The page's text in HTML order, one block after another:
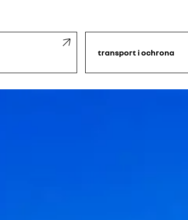
transport i ochrona